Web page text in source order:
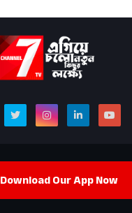
Download Our App Now